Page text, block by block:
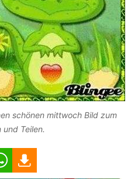
schönen mittwoch Bild zum
und Teilen.